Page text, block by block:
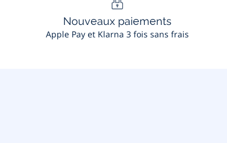
Nouveaux paiements
Apple Pay et Klarna 3 fois sans frais